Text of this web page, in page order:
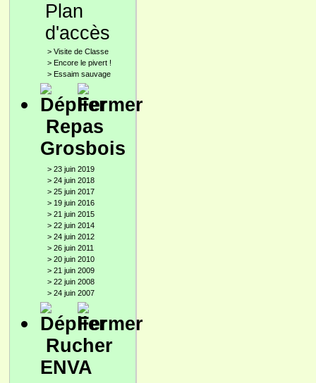
Plan
d'accès
> Visite de Classe
> Encore le pivert !
> Essaim sauvage
Repas
Grosbois
> 23 juin 2019
> 24 juin 2018
> 25 juin 2017
> 19 juin 2016
> 21 juin 2015
> 22 juin 2014
> 24 juin 2012
> 26 juin 2011
> 20 juin 2010
> 21 juin 2009
> 22 juin 2008
> 24 juin 2007
Rucher
ENVA